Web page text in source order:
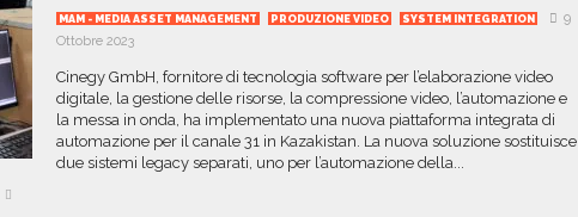
MAM - MEDIA ASSET MANAGEMENT PRODUZIONE VIDEO SYSTEM INTEGRATION
9
Ottobre 2023
Cinegy GmbH, fornitore di tecnologia software per l’elaborazione video
digitale, la gestione delle risorse, la compressione video, l’automazione e
la messa in onda, ha implementato una nuova piattaforma integrata di
automazione per il canale 31 in Kazakistan. La nuova soluzione sostituisce
due sistemi legacy separati, uno per l’automazione della...